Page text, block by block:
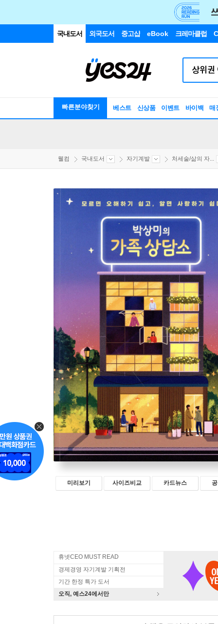
국내도서 외국도서 중고샵 eBook 크레마클럽
빠른분야찾기 베스트 신상품 이벤트 바이백 매
웰컴 국내도서 자기계발 처세술/삶의 자...
미리보기 사이즈비교 카드뉴스
휴넷CEO MUST READ
경제경영 자기계발 기획전
기간 한정 특가 도서
오직, 예스24에서만